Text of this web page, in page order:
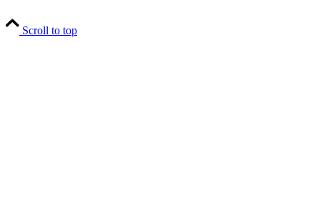
Scroll to top